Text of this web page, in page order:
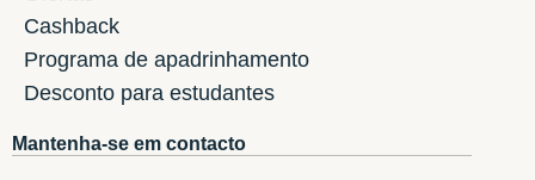
Cashback
Programa de apadrinhamento
Desconto para estudantes
Mantenha-se em contacto